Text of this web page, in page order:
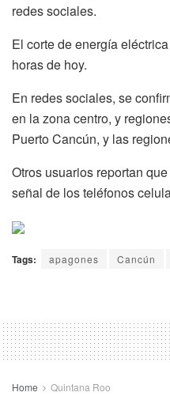
redes sociales.
El corte de energía
horas de hoy.
En redes sociales, se
en la zona centro, y
Puerto Cancún, y las
Otros usuarios reportan
señal de los teléfonos
Tags: apagones Cancún
Home Quintana Roo